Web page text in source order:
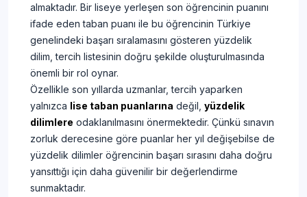
almaktadır. Bir liseye yerleşen son öğrencinin puanını
ifade eden taban puanı ile bu öğrencinin Türkiye
genelindeki başarı sıralamasını gösteren yüzdelik
dilim, tercih listesinin doğru şekilde oluşturulmasında
önemli bir rol oynar.
Özellikle son yıllarda uzmanlar, tercih yaparken
yalnızca lise taban puanlarına değil, yüzdelik
dilimlere odaklanılmasını önermektedir. Çünkü sınavın
zorluk derecesine göre puanlar her yıl değişebilse de
yüzdelik dilimler öğrencinin başarı sırasını daha doğru
yansıttığı için daha güvenilir bir değerlendirme
sunmaktadır.